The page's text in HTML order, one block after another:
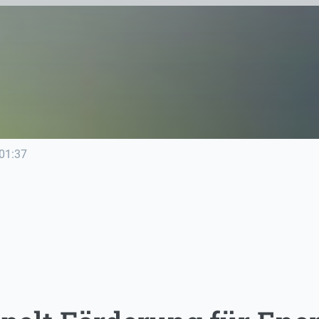
01:37